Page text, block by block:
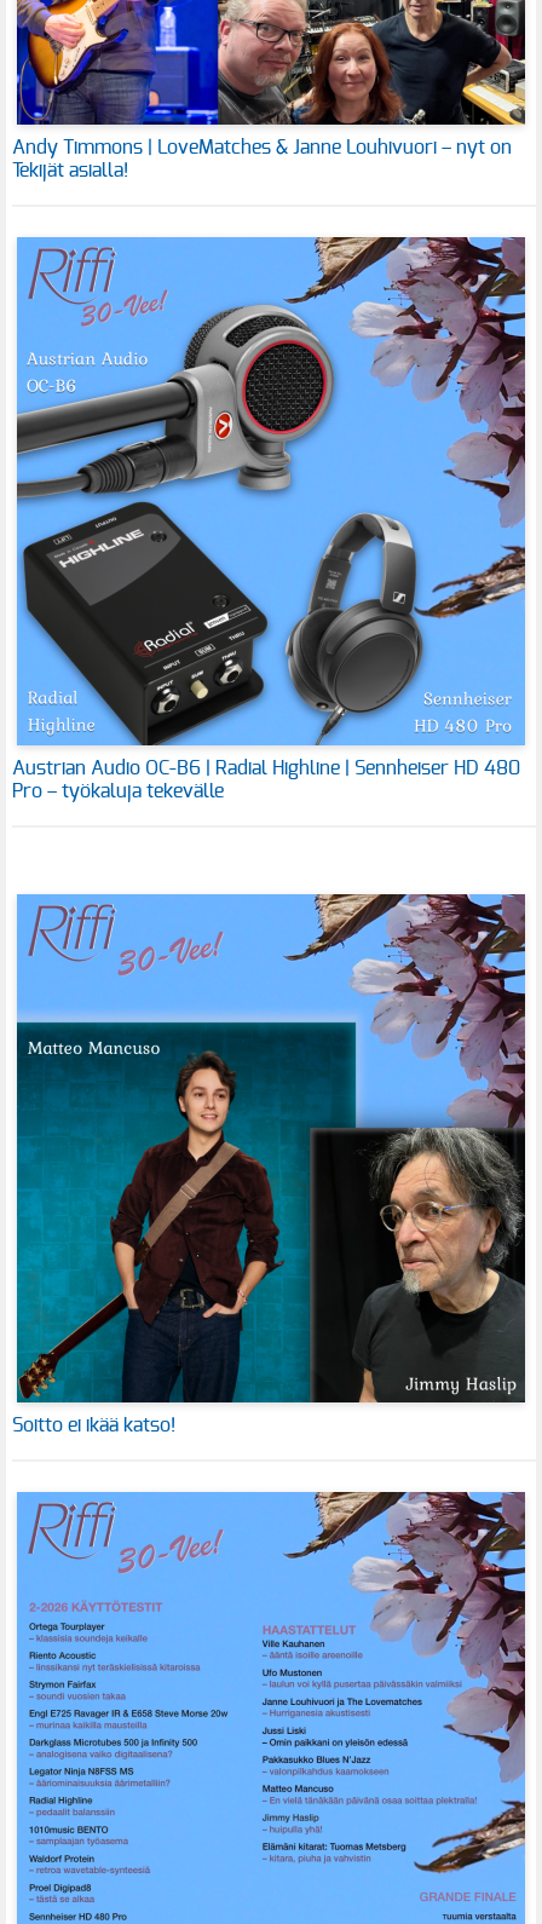
Andy Timmons | LoveMatches & Janne Louhivuori – nyt on
Tekijät asialla!
Austrian Audio OC-B6 | Radial Highline | Sennheiser HD 480
Pro – työkaluja tekevälle
Soitto ei ikää katso!